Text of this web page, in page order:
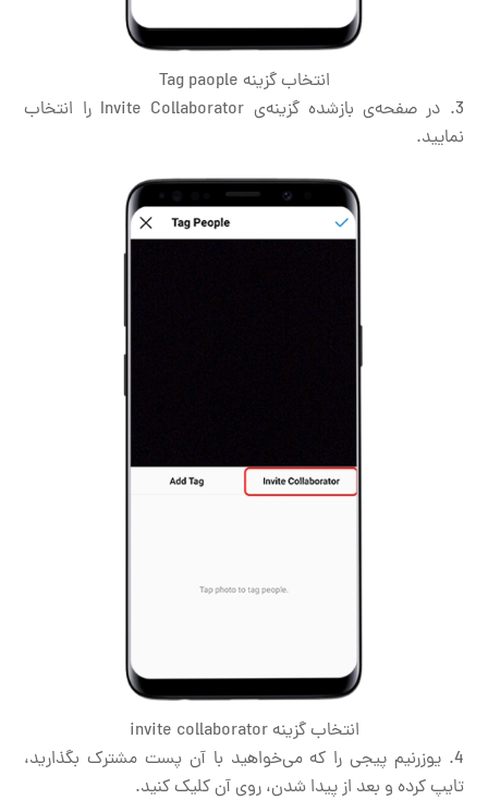
انتخاب گزینه Tag paople
در صفحه‌ی بازشده گزینه‌ی Invite Collaborator را انتخاب
نمایید.
انتخاب گزینه invite collaborator
یوزرنیم پیجی را که می‌خواهید با آن پست مشترک بگذارید،
تایپ کرده و بعد از پیدا شدن، روی آن کلیک کنید.